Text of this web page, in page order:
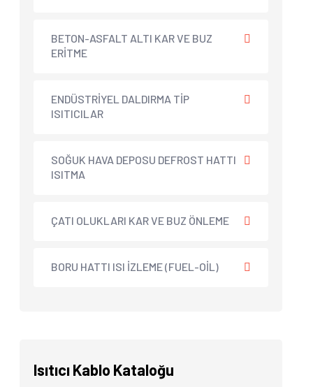
BETON-ASFALT ALTI KAR VE BUZ
ERİTME
ENDÜSTRİYEL DALDIRMA TİP
ISITICILAR
SOĞUK HAVA DEPOSU DEFROST HATTI
ISITMA
ÇATI OLUKLARI KAR VE BUZ ÖNLEME
BORU HATTI ISI İZLEME (FUEL-OİL)
Isıtıcı Kablo Kataloğu